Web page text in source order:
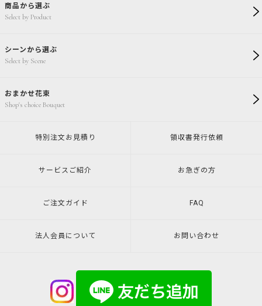
商品から選ぶ
Select by Product
シーンから選ぶ
Select by Scene
おまかせ花束
Shop's choice Bouquet
特別注文 お見積り 領収書発行依頼
サービスご紹介 お急ぎの方
ご注文ガイド FAQ
法人会員について お問い合わせ